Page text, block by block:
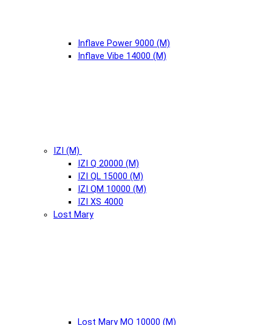
Inflave Power 9000 (М)
Inflave Vibe 14000 (М)
IZI (М)
IZI Q 20000 (М)
IZI QL 15000 (М)
IZI QM 10000 (М)
IZI XS 4000
Lost Mary
Lost Mary MO 10000 (М)